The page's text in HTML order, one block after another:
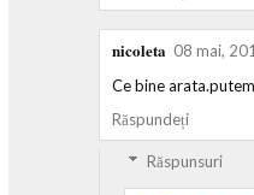
nicoleta 08 mai,
Ce bine
Răspundeți
Răspunsuri